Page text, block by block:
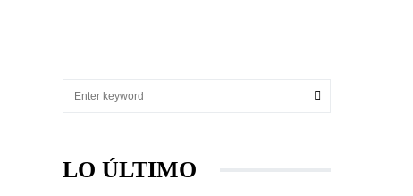
LO ÚLTIMO